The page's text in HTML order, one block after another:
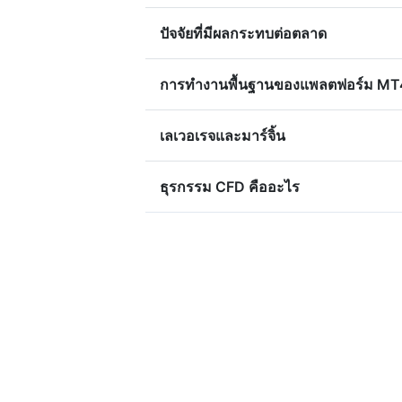
ปัจจัยที่มีผลกระทบต่อตลาด
การทำงานพื้นฐานของแพลตฟอร์ม
เลเวอเรจและมาร์จิ้น
ธุรกรรม CFD คืออะไร